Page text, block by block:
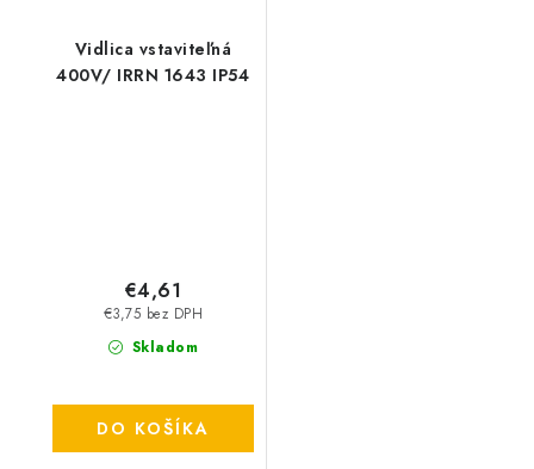
Vidlica vstaviteľná
400V/ IRRN 1643 IP54
Skladom
€3,75 bez DPH
€4,61
DO KOŠÍKA